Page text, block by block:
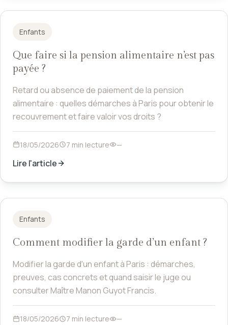
Enfants
Que faire si la pension alimentaire n’est pas
payée ?
Retard ou absence de paiement de la pension
alimentaire : quelles démarches à Paris pour obtenir le
recouvrement et faire valoir vos droits ?
18/05/2026 7 min lecture —
Lire l'article
Enfants
Comment modifier la garde d’un enfant ?
Modifier la garde d'un enfant à Paris : démarches,
preuves, cas concrets et quand saisir le juge ou
consulter Maître Manon Guyot Francis.
18/05/2026 7 min lecture —